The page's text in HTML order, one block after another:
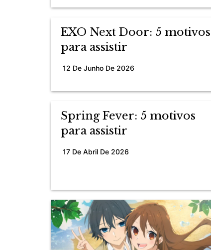
EXO Next Door: 5 motivos
para assistir
12 De Junho De 2026
Spring Fever: 5 motivos
para assistir
17 De Abril De 2026